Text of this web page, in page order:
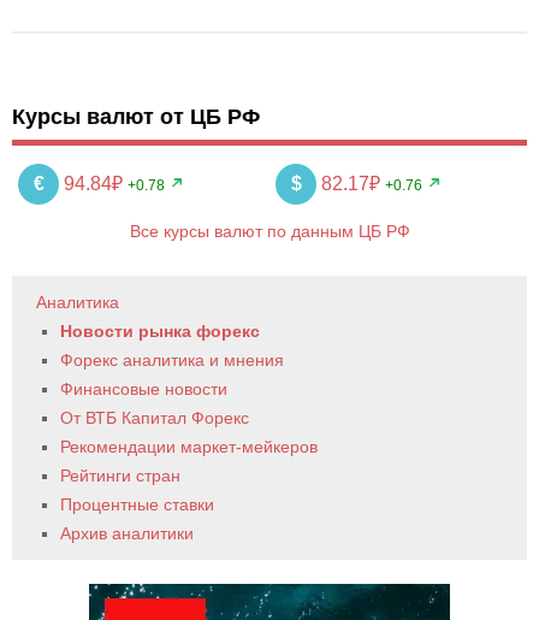
Курсы валют от ЦБ РФ
€ 94.84₽ +0.78 $ 82.17₽ +0.76
Все курсы валют по данным ЦБ РФ
Аналитика
Новости рынка форекс
Форекс аналитика и мнения
Финансовые новости
От ВТБ Капитал Форекс
Рекомендации маркет-мейкеров
Рейтинги стран
Процентные ставки
Архив аналитики